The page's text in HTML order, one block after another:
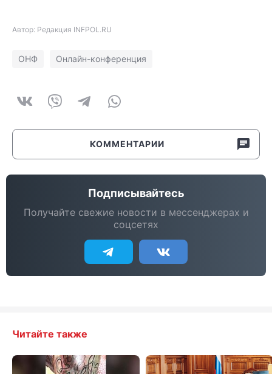
Автор: Редакция INFPOL.RU
ОНФ Онлайн-конференция
КОММЕНТАРИИ
Подписывайтесь
Получайте свежие новости в мессенджерах и
соцсетях
Читайте также